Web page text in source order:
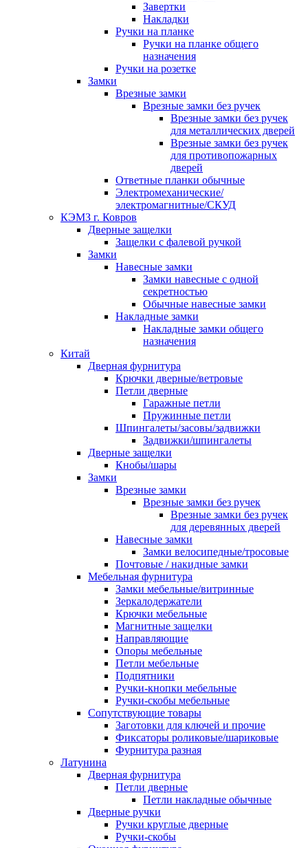
Завертки
Накладки
Ручки на планке
Ручки на планке общего
назначения
Ручки на розетке
Замки
Врезные замки
Врезные замки без ручек
Врезные замки без ручек
для металлических дверей
Врезные замки без ручек
для противопожарных
дверей
Ответные планки обычные
Электромеханические/
электромагнитные/СКУД
КЭМЗ г. Ковров
Дверные защелки
Защелки с фалевой ручкой
Замки
Навесные замки
Замки навесные с одной
секретностью
Обычные навесные замки
Накладные замки
Накладные замки общего
назначения
Китай
Дверная фурнитура
Крючки дверные/ветровые
Петли дверные
Гаражные петли
Пружинные петли
Шпингалеты/засовы/задвижки
Задвижки/шпингалеты
Дверные защелки
Кнобы/шары
Замки
Врезные замки
Врезные замки без ручек
Врезные замки без ручек
для деревянных дверей
Навесные замки
Замки велосипедные/тросовые
Почтовые / накидные замки
Мебельная фурнитура
Замки мебельные/витринные
Зеркалодержатели
Крючки мебельные
Магнитные защелки
Направляющие
Опоры мебельные
Петли мебельные
Подпятники
Ручки-кнопки мебельные
Ручки-скобы мебельные
Сопутствующие товары
Заготовки для ключей и прочие
Фиксаторы роликовые/шариковые
Фурнитура разная
Латунина
Дверная фурнитура
Петли дверные
Петли накладные обычные
Дверные ручки
Ручки круглые дверные
Ручки-скобы